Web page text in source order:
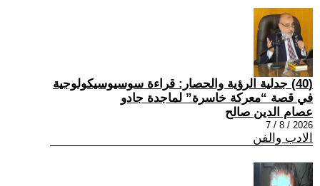
(40) جدلية الرؤية والحصار: قراءة سوسيوسيكولوجية
في قصة “معركة خاسرة” لماجدة جادو
عصام الدين صالح
2026 / 8 / 7
الادب والفن